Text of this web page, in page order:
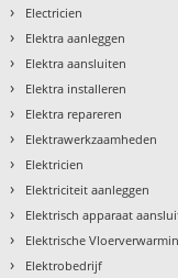
› Electricien
› Elektra aanleggen
› Elektra aansluiten
› Elektra installeren
› Elektra repareren
› Elektrawerkzaamheden
› Elektricien
› Elektriciteit aanleggen
› Elektrisch apparaat
› Elektrische
› Elektrobedrijf